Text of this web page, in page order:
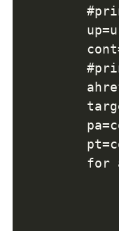
#print url
#print
ahref='<a
for a in
if